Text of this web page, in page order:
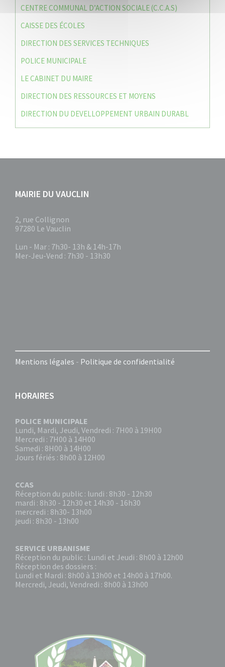
CENTRE COMMUNAL D’ACTION SOCIALE (C.C.A.S)
CAISSE DES ÉCOLES
DIRECTION DES SERVICES TECHNIQUES
POLICE MUNICIPALE
LE CABINET DU MAIRE
DIRECTION DES RESSOURCES ET MOYENS
DIRECTION DU DEVELLOPPEMENT URBAIN DURABL
MAIRIE DU VAUCLIN
2, rue Collignon
97280 Le Vauclin
Lun - Mar : 7h30- 13h & 14h-17h
Mer-Jeu-Vend : 7h30 - 13h30
Mentions légales - Politique de confidentialité
HORAIRES
POLICE MUNICIPALE
Lundi, Mardi, Jeudi, Vendredi : 7H00 à 19H00
Mercredi : 7H00 à 14H00
Samedi : 8H00 à 14H00
Jours fériés : 8h00 à 12H00
CCAS
Réception du public : lundi : 8h30 - 12h30
mardi : 8h30 - 12h30 et 14h30 - 16h30
mercredi : 8h30- 13h00
jeudi : 8h30 - 13h00
SERVICE URBANISME
Réception du public : Lundi et Jeudi : 8h00 à 12h00
Réception des dossiers :
Lundi et Mardi : 8h00 à 13h00 et 14h00 à 17h00.
Mercredi, Jeudi, Vendredi : 8h00 à 13h00